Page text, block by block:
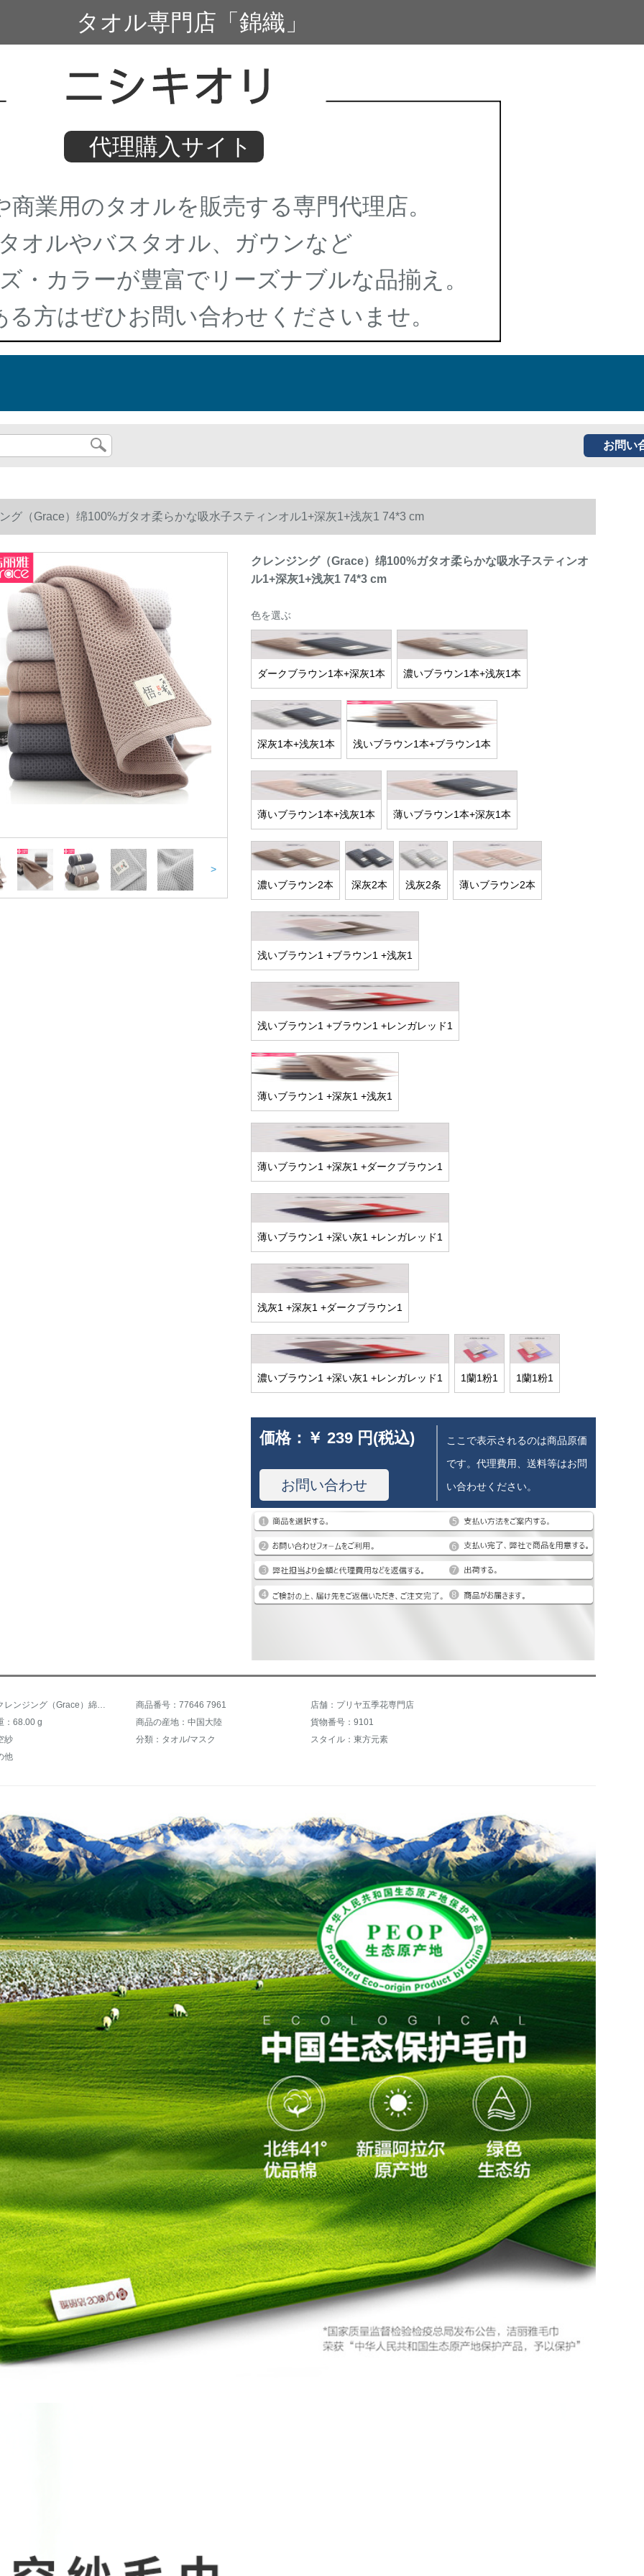
タオル専門店「錦織」
代理購入サイト
業用のタオルを販売する専門代理店。
ルやバスタオル、ガウンなど
カラーが豊富でリーズナブルな品揃え。
方はぜひお問い合わせくださいませ。
お問い
グ（Grace）绵100%ガタオ柔らかな吸水子スティンオル1+深灰1+浅灰1 74*3 cm
>
クレンジング（Grace）绵100%ガタオ柔らかな吸水子スティンオ
ル1+深灰1+浅灰1 74*3 cm
色を選ぶ
ダークブラウン1本+深灰1本 濃いブラウン1本+浅灰1本
深灰1本+浅灰1本 浅いブラウン1本+ブラウン1本
薄いブラウン1本+浅灰1本 薄いブラウン1本+深灰1本
濃いブラウン2本 深灰2本 浅灰2条 薄いブラウン2本
浅いブラウン1 +ブラウン1 +浅灰1
浅いブラウン1 +ブラウン1 +レンガレッド1
薄いブラウン1 +深灰1 +浅灰1
薄いブラウン1 +深灰1 +ダークブラウン1
薄いブラウン1 +深い灰1 +レンガレッド1
浅灰1 +深灰1 +ダークブラウン1
濃いブラウン1 +深い灰1 +レンガレッド1 1蘭1粉1 1蘭1粉1
価格： ￥ 239 円(税込)
お問い合わせ
ここで表示されるのは商品原価
です。代理費用、送料等はお問
い合わせください。
商品名：クレンジング（Grace）綿100 %ガタオル柔らかい吸水子スキンケアタオル和風タオルタオル1 +深灰1 +浅灰1 74 * 3 cm 商品番号：77646 7961
店舗：プリヤ五季花専門店
：68.00 g
商品の産地：中国大陸
貨物番号：9101
紗
分類：タオル/マスク
スタイル：東方元素
他